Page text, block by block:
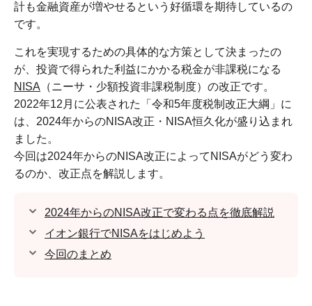
計も金融資産が増やせるという好循環を期待しているの
です。
これを実現するための具体的な方策として決まったの
が、投資で得られた利益にかかる税金が非課税になる
NISA （ニーサ・少額投資非課税制度）の改正です。
2022年12月に公表された「令和5年度税制改正大綱」に
は、2024年からのNISA改正・NISA恒久化が盛り込まれ
ました。
今回は2024年からのNISA改正によってNISAがどう変わ
るのか、改正点を解説します。
2024年からのNISA改正で変わる点を徹底解説
イオン銀行でNISAをはじめよう
今回のまとめ